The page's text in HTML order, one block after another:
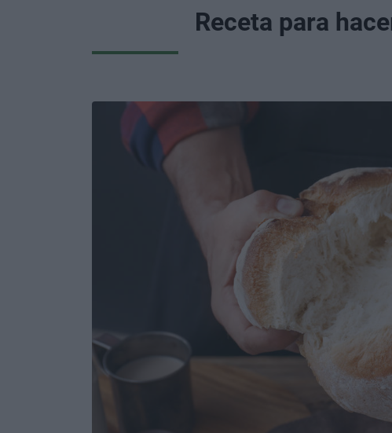
Receta para